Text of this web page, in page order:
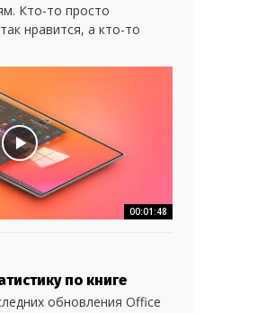
Кто-то просто
нравится, а кто-то
00:01:48
по книге
обновления Office